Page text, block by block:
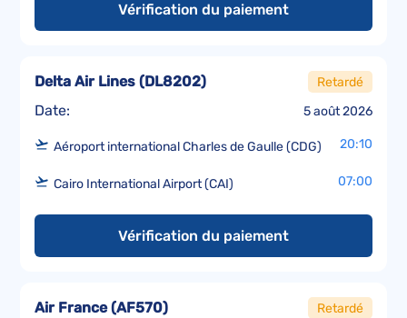
Vérification du paiement
Date: 5 août 2026
Delta Air Lines (DL8202) Retardé
Aéroport international Charles de Gaulle (CDG) 20:10
Cairo International Airport (CAI) 07:00
Vérification du paiement
Air France(AF570) Retardé